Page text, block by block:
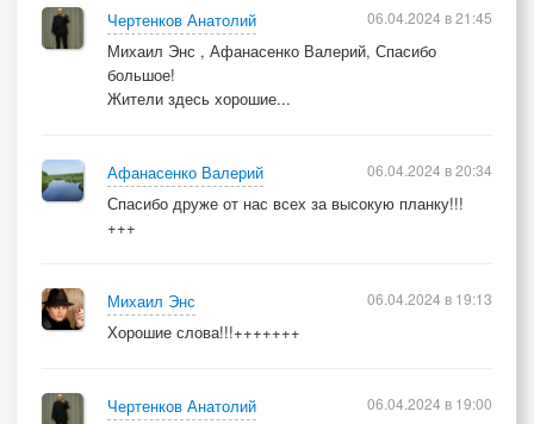
Чертенков Анатолий
Михаил Энс , Афанасенко Валерий, Спасибо
большое!
Жители здесь хорошие...
06.04.2024 в 21:45
Афанасенко Валерий
Спасибо друже от нас всех за высокую планку!!!
+++
06.04.2024 в 20:34
Михаил Энс
Хорошие слова!!!+++++++
06.04.2024 в 19:13
Чертенков Анатолий
06.04.2024 в 19:00